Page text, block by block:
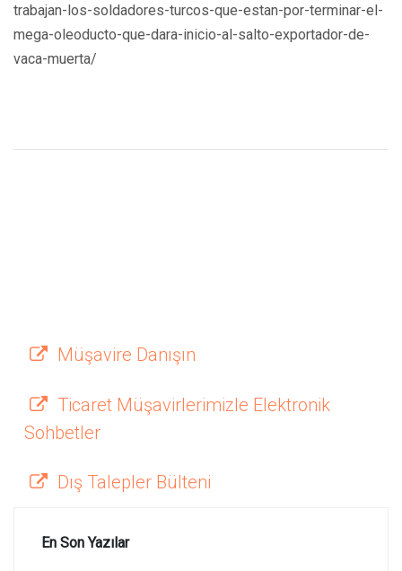
trabajan-los-soldadores-turcos-que-estan-por-terminar-el-
mega-oleoducto-que-dara-inicio-al-salto-exportador-de-
vaca-muerta/
Müşavire Danışın
Ticaret Müşavirlerimizle Elektronik
Sohbetler
Dış Talepler Bülteni
En Son Yazılar